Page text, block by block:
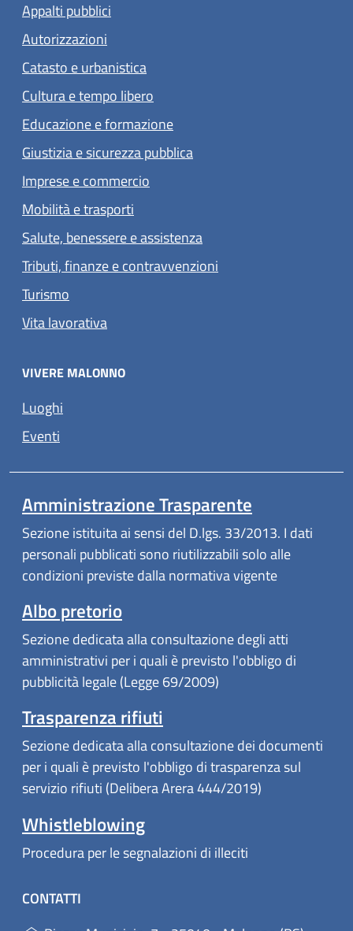
Appalti pubblici
Autorizzazioni
Catasto e urbanistica
Cultura e tempo libero
Educazione e formazione
Giustizia e sicurezza pubblica
Imprese e commercio
Mobilità e trasporti
Salute, benessere e assistenza
Tributi, finanze e contravvenzioni
Turismo
Vita lavorativa
VIVERE MALONNO
Luoghi
Eventi
Amministrazione Trasparente
Sezione istituita ai sensi del D.lgs. 33/2013. I dati
personali pubblicati sono riutilizzabili solo alle
condizioni previste dalla normativa vigente
Albo pretorio
Sezione dedicata alla consultazione degli atti
amministrativi per i quali è previsto l'obbligo di
pubblicità legale (Legge 69/2009)
Trasparenza rifiuti
Sezione dedicata alla consultazione dei documenti
per i quali è previsto l'obbligo di trasparenza sul
servizio rifiuti (Delibera Arera 444/2019)
Whistleblowing
Procedura per le segnalazioni di illeciti
CONTATTI